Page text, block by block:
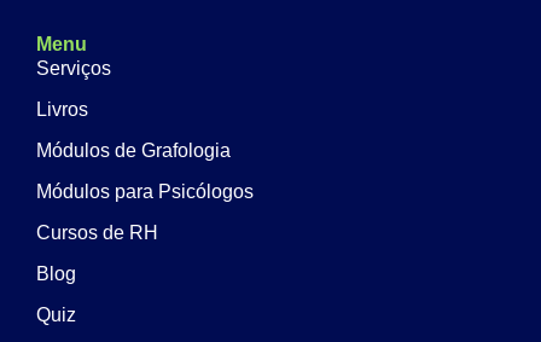
Menu
Serviços
Livros
Módulos de Grafologia
Módulos para Psicólogos
Cursos de RH
Blog
Quiz